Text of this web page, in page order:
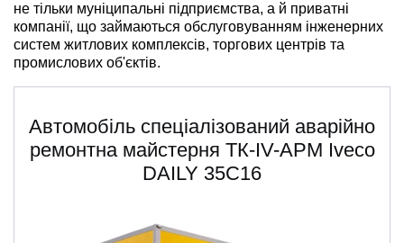
не тільки муніципальні підприємства, а й приватні
компанії, що займаються обслуговуванням інженерних
систем житлових комплексів, торгових центрів та
промислових об'єктів.
Автомобіль спеціалізований аварійно
ремонтна майстерня ТК-IV-АРМ Iveсo
DAILY 35С16